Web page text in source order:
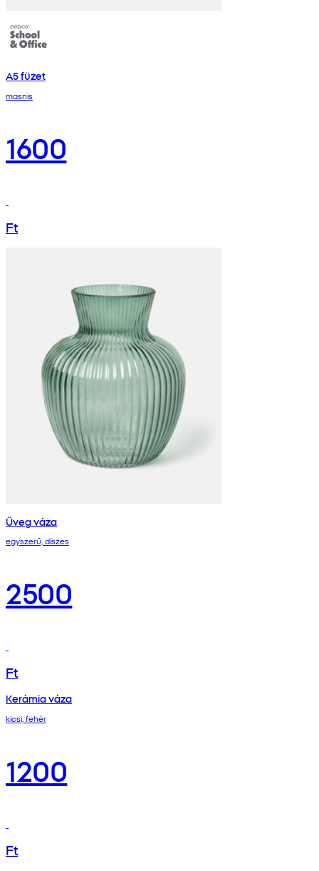
A5 füzet
masnis
1600
Ft
Üveg váza
egyszerű, díszes
2500
Ft
Kerámia váza
kicsi, fehér
1200
Ft